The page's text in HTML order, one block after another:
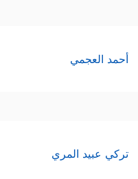
أحمد العجمي
تركي عبيد المري